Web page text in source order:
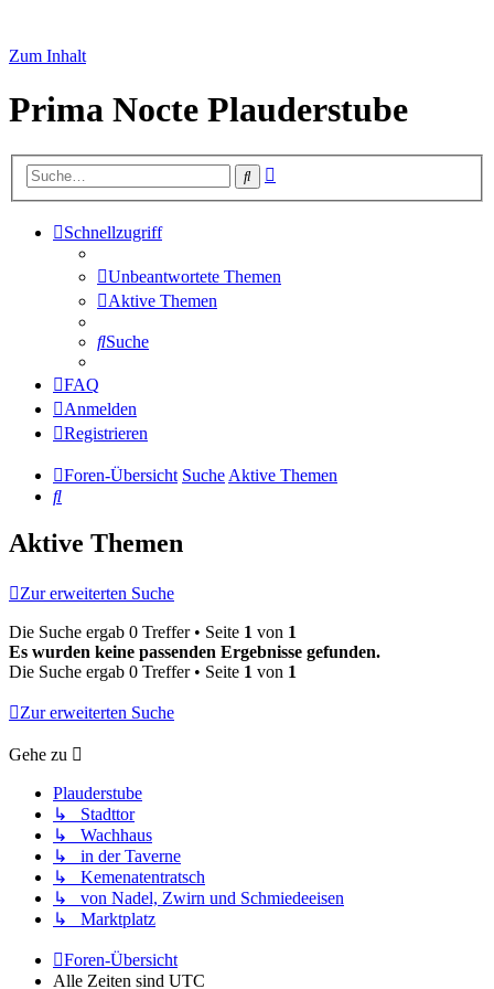
Zum Inhalt
Prima Nocte Plauderstube
Suche
Schnellzugriff
Unbeantwortete Themen
Aktive Themen
Suche
FAQ
Anmelden
Registrieren
Foren-Übersicht SucheAktive Themen
Suche
Aktive Themen
Zur erweiterten Suche
Die Suche ergab 0 Treffer • Seite 1 von 1
Es wurden keine passenden Ergebnisse gefunden.
Die Suche ergab 0 Treffer • Seite 1 von 1
Zur erweiterten Suche
Gehe zu
Plauderstube
↳ Stadttor
↳ Wachhaus
↳ in der Taverne
↳ Kemenatentratsch
↳ von Nadel, Zwirn und Schmiedeeisen
↳ Marktplatz
Foren-Übersicht
Alle Zeiten sind UTC